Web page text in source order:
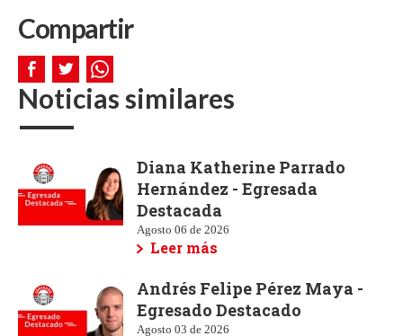
Compartir
Noticias similares
Diana Katherine Parrado
Hernández - Egresada
Destacada
Agosto 06 de 2026
Leer más
Andrés Felipe Pérez Maya -
Egresado Destacado
Agosto 03 de 2026